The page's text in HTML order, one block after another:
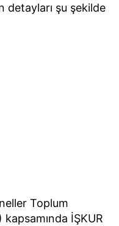
detayları şu şekilde
Toplum
İŞKUR